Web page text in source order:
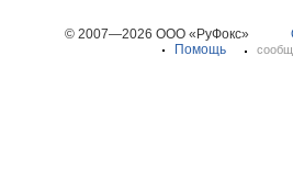
© 2007—2026 ООО «РуФокс»
Помощь